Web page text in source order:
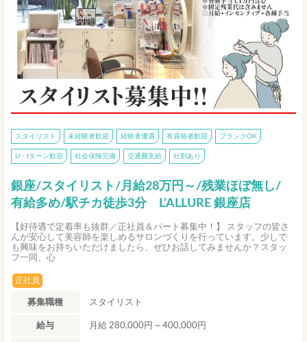
スタイリスト 未経験者歓迎 経験者優遇 有資格者歓迎 ブランクOK
U・Iターン歓迎 社会保険完備 交通費支給 社割あり
銀座/スタイリスト/月給28万円～/残業ほぼ無し/
有給多め/駅チカ徒歩3分 L’ALLURE 銀座店
【好待遇で定着率も抜群／正社員＆パート募集中！】 スタッフの皆さ
んが安心して美容師を楽しめるサロンづくりを行っています。少しで
も興味をお持ちいただけましたら、ぜひお話してみませんか？スタッ
フ一同、心
正社員
募集職種 スタイリスト
給与 月給 280,000円 ~ 400,000円